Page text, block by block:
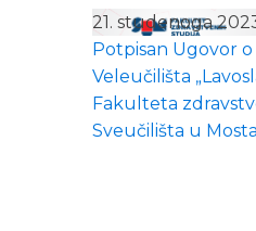
21. studenoga
Potpisan Ugovor
Veleučilišta
Fakulteta
Sveučilišta u